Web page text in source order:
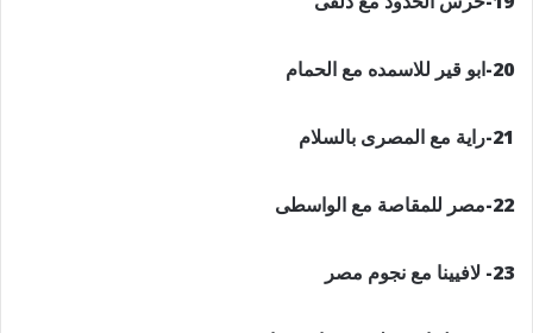
20-ابو قير للاسمده مع الحمام
21-راية مع المصرى بالسلام
22-مصر للمقاصة مع الواسطى
23- لافيينا مع نجوم مصر